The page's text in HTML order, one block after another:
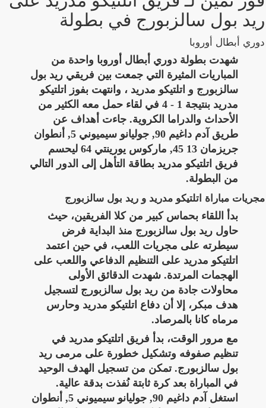
ريد بول سالزبورج في بطولة
دوري أبطال أوروبا
شهدت بطولة دوري أبطال أوروبا واحدة من
المباريات المثيرة التي جمعت بين فريقي ريد بول
سالزبورج و اتلتيكو مدريد ، وانتهت بفوز اتلتيكو
مدريد بنتيجة 1 - 4 في لقاء حمل معه الكثير من
الأحداث والدراما الكروية. جاءت أهداف عن
طريق آدم داغيم 90, جوليانو سيميوني 5, أنطوان
جريزمان 13 45, ماركوس يورينتي 64 ليحسم
فريق اتلتيكو مدريد بطاقة التأهل إلى الدور التالي
من البطولة.
مجريات مباراة اتلتيكو مدريد و ريد بول سالزبورج
بدأ اللقاء بحماس كبير من كلا الفريقين، حيث
حاول ريد بول سالزبورج منذ البداية فرض
سيطرته على مجريات اللعب، في حين اعتمد
اتلتيكو مدريد على التنظيم الدفاعي واللعب على
الهجمات المرتدة. شهدت الدقائق الأولى
محاولات جادة من ريد بول سالزبورج لتسجيل
هدف مبكر، إلا أن دفاع اتلتيكو مدريد وحارس
مرماه كانا بالمرصاد.
مع مرور الوقت، بدأ فريق اتلتيكو مدريد في
تنظيم صفوفه وتشكيل خطورة على مرمى ريد
بول سالزبورج. تمكن من تسجيل الهدف الوحيد
في المباراة بعد كرة ثابتة نُفذت بدقة عالية.
استغل آدم داغيم 90, جوليانو سيميوني 5, أنطوان